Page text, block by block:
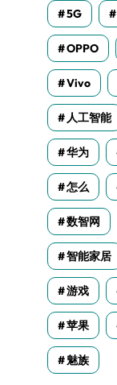
5G
OPPO
Vivo
人工智能
华为
怎么
数智网
智能家居
游戏
苹果
魅族